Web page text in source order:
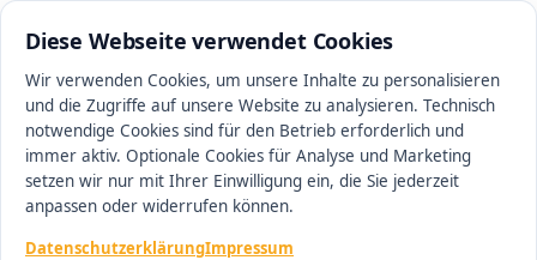
Diese Webseite verwendet Cookies
Wir verwenden Cookies, um unsere Inhalte zu personalisieren
und die Zugriffe auf unsere Website zu analysieren. Technisch
notwendige Cookies sind für den Betrieb erforderlich und
immer aktiv. Optionale Cookies für Analyse und Marketing
setzen wir nur mit Ihrer Einwilligung ein, die Sie jederzeit
anpassen oder widerrufen können.
DatenschutzerklärungImpressum